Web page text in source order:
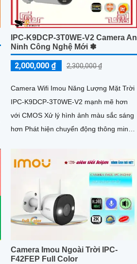
IPC-K9DCP-3T0WE-V2 Camera An
Ninh Công Nghệ Mới ✽
2,000,000 ₫ 2,300,000 ₫
Camera Wifi Imou Năng Lượng Mặt Trời
IPC-K9DCP-3T0WE-V2 mạnh mẽ hơn
với CMOS Xử lý hình ảnh màu sắc sáng
hơn Phát hiện chuyển động thông minh,
Camera Imou Ngoài Trời IPC-
F42FEP Full Color